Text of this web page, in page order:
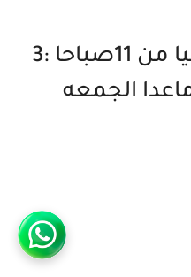
مواعيد المقابله يوميا من 11صباحا :3
الجمعه